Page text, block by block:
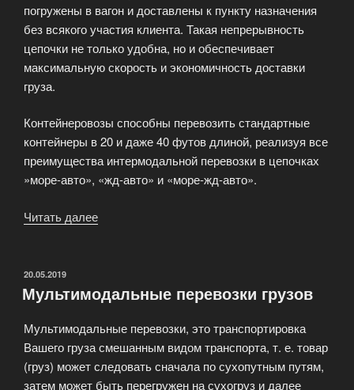
погружены в вагон и доставлены к пункту назначения
без всякого участия клиента. Такая непрерывность
цепочки не только удобна, но и обеспечивает
максимальную скорость и экономичность доставки
груза.
Контейнеровозы способны перевозить стандартные
контейнеры в 20 и даже 40 футов длиной, реализуя все
преимущества интермодальной перевозки в цепочках
»море-авто», «жд-авто» и «море-жд-авто».
Читать далее
ОПУБЛИКОВАНО
20.05.2019
Мультимодальные перевозки грузов
Мультимодальные перевозки, это транспортировка
Вашего груза смешанным видом транспорта, т. е. товар
(груз) может следовать сначала по сухопутным путям,
затем может быть перегружен на сухогруз и далее